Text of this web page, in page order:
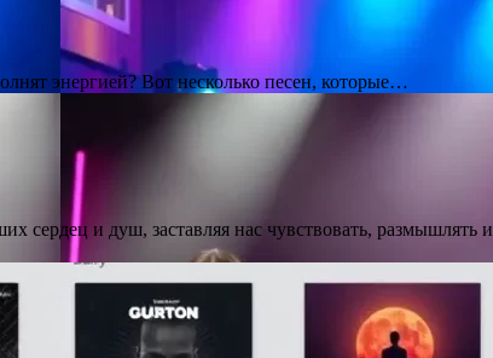
энергией? Вот несколько песен, которые…
сердец и душ, заставляя нас чувствовать, размышлять и